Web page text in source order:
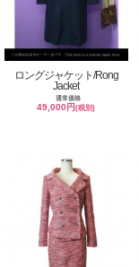
ロングジャケット/Rong
Jacket
通常価格
49,000円(税別)